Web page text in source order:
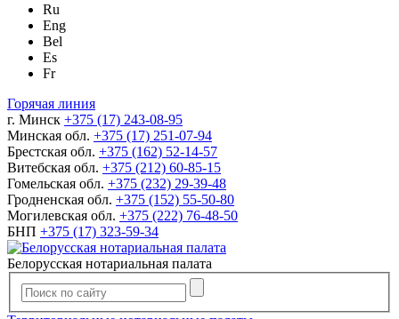
Ru
Eng
Bel
Es
Fr
Горячая линия
г. Минск +375 (17) 243-08-95
Минская обл. +375 (17) 251-07-94
Брестская обл. +375 (162) 52-14-57
Витебская обл. +375 (212) 60-85-15
Гомельская обл. +375 (232) 29-39-48
Гродненская обл. +375 (152) 55-50-80
Могилевская обл. +375 (222) 76-48-50
БНП +375 (17) 323-59-34
Белорусская нотариальная палата